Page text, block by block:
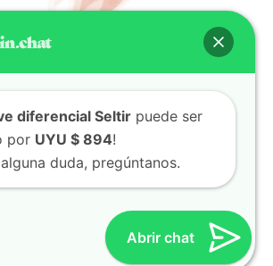
CONTACTO
(598) 099 466 212
correo@ferreami.com.uy
099 466 212
Facebook
Instagram
AMI – Canelones, Uruguay | Creado
Viajar, Sudamérica en Auto
diferencial Seltir puede ser
por UYU $ 894!
duda, pregúntanos.
Abrir chat